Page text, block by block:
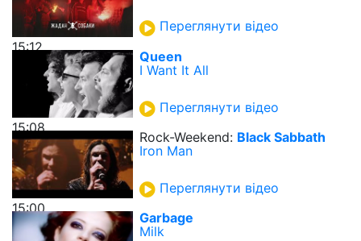
15:12
Переглянути відео
15:08
Queen
I Want It All
Переглянути відео
15:00
Rock-Weekend: Black Sabbath
Iron Man
Переглянути відео
Garbage
Milk